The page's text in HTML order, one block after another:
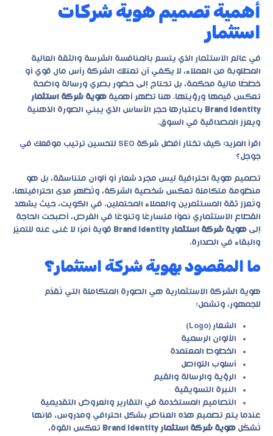
أهمية تصميم هوية شركات
استثمار
في عالم الاستثمار الذي يتسم بالمنافسة الشرسة والثقة العالية
المطلوبة من العملاء، لا يكفي أن تمتلك الشركة رأس مال قوي أو
خططًا مالية محكمة، بل تحتاج إلى حضور بصري ورسالة واضحة
تعكس قيمها ورؤيتها. هنا تظهر أهمية هوية شركة استثمار
Brand Identity باعتبارها حجر الأساس الذي يبني الصورة الذهنية
ويعزز المصداقية في السوق.
اقرأ المزيد:
كيف تختار أفضل شركة SEO لتحسين ترتيب موقعك في
جوجل؟
تصميم هوية احترافية ليس مجرد شعار أو ألوان متناسقة، بل هو
منظومة متكاملة تعكس شخصية الشركة، وتُظهر مدى احترافيتها،
وتُعزز ثقة المستثمرين والعملاء المحتملين. في الكويت، حيث يشهد
القطاع الاستثماري نموًا متسارعًا وتنوعًا في الفرص، أصبحت الحاجة
إلى هوية شركة استثمار Brand Identity
قوية أمرًا لا غنى عنه للتميّز
والبقاء في الصدارة.
ما المقصود بهوية شركة استثمار؟
هوية الشركة الاستثمارية هي الصورة المتكاملة التي تُقدَّم
للجمهور، وتشمل:
الشعار (Logo)
الألوان الرسمية
الخطوط المعتمدة
أسلوب التواصل
الرؤية والرسالة والقيم
النبرة التسويقية
التصاميم المستخدمة في التقارير والعروض التقديمية
عندما يتم تصميم هذه العناصر بشكل احترافي ومدروس، فإنها
تُشكّل هوية شركة استثمار Brand Identity
تعكس القوة،